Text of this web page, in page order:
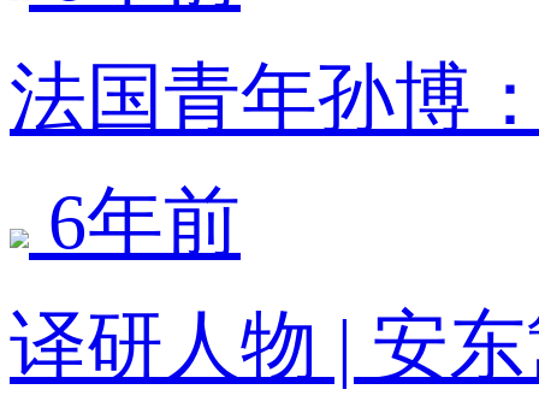
法国青年孙博
6年前
译研人物 | 安